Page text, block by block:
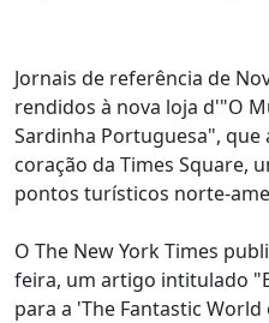
Jornais de referência de
rendidos à nova loja d'"O
Sardinha Portuguesa",
coração da Times Square,
pontos turísticos norte-
O The New York Times
feira, um artigo intitulado
para a 'The Fantastic